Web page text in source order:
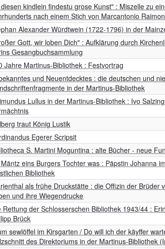
kindlein findestu grose Kunst" : Miszelle zu
nach einem Stich von Marcantonio
Alexander Würdtwein (1722-1796) in der
Gott, wir loben Dich" : Aufklärung durch
Gesangbuchsammlung
Jahre Martinus-Bibliothek : Festvortrag
und Neuentdecktes : die deutschen und
in der Martinus-Bibliothek
Lullus in der Martinus-Bibliothek : Ivo
traut König Lustik
Egerer Scripsit
S. Martini Moguntina : alte Bücher - neue
eins Burgers Tochter was : Päpstin Johanna
Bibliothek
als frühe Druckstätte : die Offizin der Brüder
und ihre Wiegendrucke
Rettung der Schlosserschen Bibliothek 1943/44 :
Brück
sewlöffel im Kirsgarten / Do will ich der käyffer
des Direktoriums in der Martinus-Bibliothek